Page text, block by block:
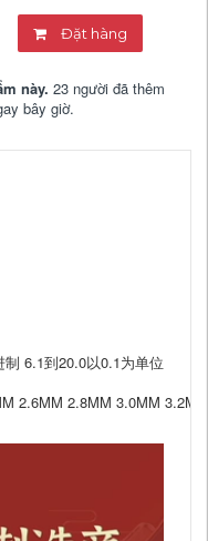
Đặt hàng
này. 23 người đã thêm
bây giờ.
6.1到20.0以0.1为单位
2.6MM 2.8MM 3.0MM